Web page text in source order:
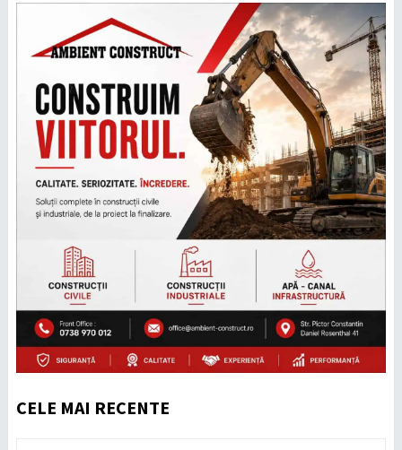
CELE MAI RECENTE